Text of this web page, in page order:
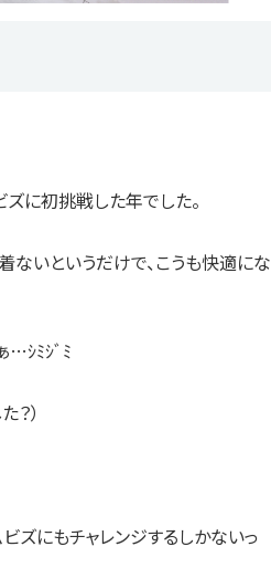
に初挑戦した年でした。
ないというだけで、こうも快適にな
…ｼﾐｼﾞﾐ
？）
ズにもチャレンジするしかないっ